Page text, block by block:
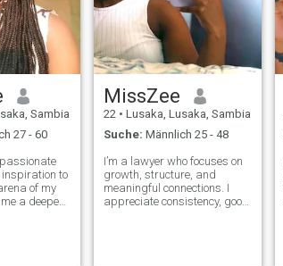
Sambia
27 - 60
to
of my
a deeper
MissZee
22 • Lusaka, Lusaka, Sambia
Suche: Männlich 25 - 48
I’m a lawyer who focuses on
growth, structure, and
meaningful connections. I
appreciate consistency, good